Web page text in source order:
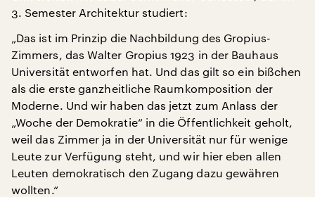
3. Semester Architektur studiert:
„Das ist im Prinzip die Nachbildung des Gropius-
Zimmers, das Walter Gropius 1923 in der Bauhaus
Universität entworfen hat. Und das gilt so ein bißchen
als die erste ganzheitliche Raumkomposition der
Moderne. Und wir haben das jetzt zum Anlass der
„Woche der Demokratie“ in die Öffentlichkeit geholt,
weil das Zimmer ja in der Universität nur für wenige
Leute zur Verfügung steht, und wir hier eben allen
Leuten demokratisch den Zugang dazu gewähren
wollten.“